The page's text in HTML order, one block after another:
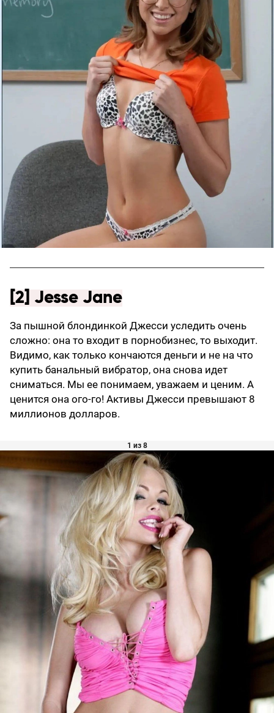
[2] Jesse Jane
За пышной блондинкой Джесси уследить очень
сложно: она то входит в порнобизнес, то выходит.
Видимо, как только кончаются деньги и не на что
купить банальный вибратор, она снова идет
сниматься. Мы ее понимаем, уважаем и ценим. А
ценится она ого-го! Активы Джесси превышают 8
миллионов долларов.
1 из 8